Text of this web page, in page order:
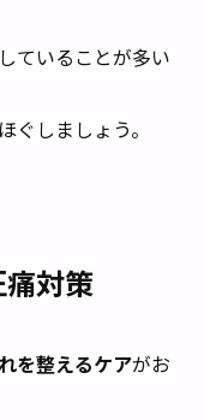
ていることが多い
しましょう。
対策
を整えるケアがお